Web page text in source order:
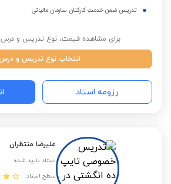
تدریس ضمن خدمت کارکنان سازمان مالیاتی
برای مشاهده قیمت، نوع تدریس و درس
انتخاب نوع تدریس و
رزومه استاد
علیرضا منتظران
استاد تایید شده
سطح استاد: